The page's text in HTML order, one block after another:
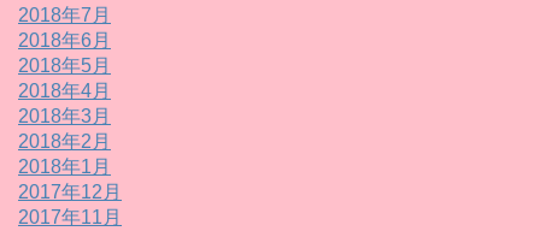
2018年7月
2018年6月
2018年5月
2018年4月
2018年3月
2018年2月
2018年1月
2017年12月
2017年11月